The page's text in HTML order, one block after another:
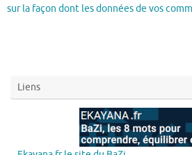
sur la façon dont les données de vos
Liens